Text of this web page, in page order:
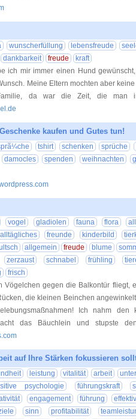
wunscherfüllung lebensfreude
dankbarkeit freude
kraft
ich mir immer einen Hund
Meine Eltern mochten aber
da war die Zeit, die
kaufen und Gutes tun!
tshirt schenken
sprüche
damocles spenden weihnachten
vogel gladiolen fauna flora
alltägliches freunde kinderbild
allgemein freude blume
zerzaust schnabel frühling
frisch
Vögelchen gegen die Balkontür fliegt,
die kleinen Beinchen
Ich nahm den
das Bäuchlein und stupste
auf Ihre Stärken fokussieren
leistung vitalität arbeit
psychologie führungskraft
engagement führung
sinn profitabilität